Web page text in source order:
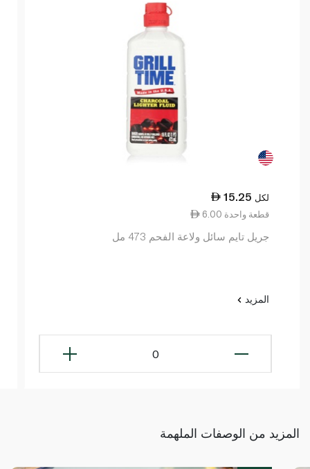
15.25 لكل
6.00 قطعة واحدة
جريل تايم سائل ولاعة الفحم 473 مل
المزيد
0
المزيد من الوصفات الملهمة